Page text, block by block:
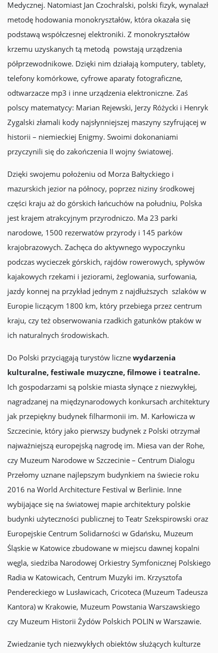
Medycznej. Natomiast Jan Czochralski, polski fizyk, wynalazł
metodę hodowania monokryształów, która okazała się
podstawą współczesnej elektroniki. Z monokryształów
krzemu uzyskanych tą metodą powstają urządzenia
półprzewodnikowe. Dzięki nim działają komputery, tablety,
telefony komórkowe, cyfrowe aparaty fotograficzne,
odtwarzacze mp3 i inne urządzenia elektroniczne. Zaś
polscy matematycy: Marian Rejewski, Jerzy Różycki i Henryk
Zygalski złamali kody najsłynniejszej maszyny szyfrującej w
historii – niemieckiej Enigmy. Swoimi dokonaniami
przyczynili się do zakończenia II wojny światowej.
Dzięki swojemu położeniu od Morza Bałtyckiego i
mazurskich jezior na północy, poprzez niziny środkowej
części kraju aż do górskich łańcuchów na południu, Polska
jest krajem atrakcyjnym przyrodniczo. Ma 23 parki
narodowe, 1500 rezerwatów przyrody i 145 parków
krajobrazowych. Zachęca do aktywnego wypoczynku
podczas wycieczek górskich, rajdów rowerowych, spływów
kajakowych rzekami i jeziorami, żeglowania, surfowania,
jazdy konnej na przykład jednym z najdłuższych szlaków w
Europie liczącym 1800 km, który przebiega przez centrum
kraju, czy też obserwowania rzadkich gatunków ptaków w
ich naturalnych środowiskach.
Do Polski przyciągają turystów liczne wydarzenia
kulturalne, festiwale muzyczne, filmowe i teatralne.
Ich gospodarzami są polskie miasta słynące z niezwykłej,
nagradzanej na międzynarodowych konkursach architektury
jak przepiękny budynek filharmonii im. M. Karłowicza w
Szczecinie, który jako pierwszy budynek z Polski otrzymał
najważniejszą europejską nagrodę im. Miesa van der Rohe,
czy Muzeum Narodowe w Szczecinie – Centrum Dialogu
Przełomy uznane najlepszym budynkiem na świecie roku
2016 na World Architecture Festival w Berlinie. Inne
wybijające się na światowej mapie architektury polskie
budynki użyteczności publicznej to Teatr Szekspirowski oraz
Europejskie Centrum Solidarności w Gdańsku, Muzeum
Śląskie w Katowice zbudowane w miejscu dawnej kopalni
węgla, siedziba Narodowej Orkiestry Symfonicznej Polskiego
Radia w Katowicach, Centrum Muzyki im. Krzysztofa
Pendereckiego w Lusławicach, Cricoteca (Muzeum Tadeusza
Kantora) w Krakowie, Muzeum Powstania Warszawskiego
czy Muzeum Historii Żydów Polskich POLIN w Warszawie.
Zwiedzanie tych niezwykłych obiektów służących kulturze